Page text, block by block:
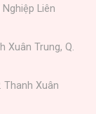
Liên
Xuân Trung, Q.
Thanh Xuân